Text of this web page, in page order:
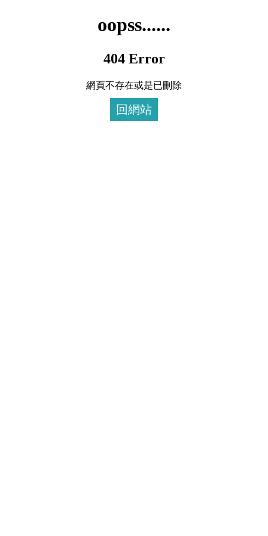
oopss......
404 Error
網頁不存在或是已刪除
回網站